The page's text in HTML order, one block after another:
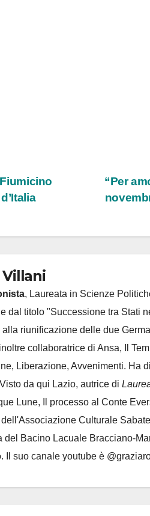
“Per
Villani
, Laureata in Scienze
dal titolo "Successione tra Stati
riunificazione delle due
collaboratrice di Ansa, Il
Liberazione, Avvenimenti. Ha
da qui Lazio, autrice di
Lune, Il processo al Conte
dell'Associazione Culturale Sabate
del Bacino Lacuale Bracciano-
Il suo canale youtube è